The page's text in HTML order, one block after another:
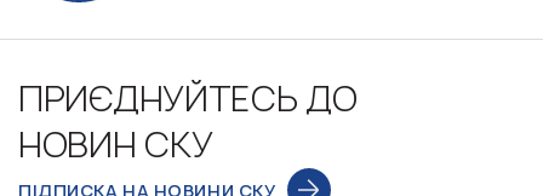
ПРИЄДНУЙТЕСЬ ДО
НОВИН СКУ
ПІДПИСКА НА НОВИНИ СКУ